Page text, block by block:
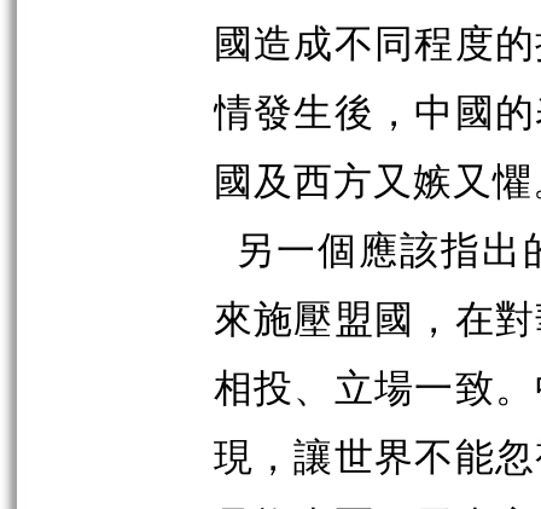
國造成不同程度
情發生後，中國
國及西方又嫉又
另一個應該指
來施壓盟國，在
相投、立場一致
現，讓世界不能